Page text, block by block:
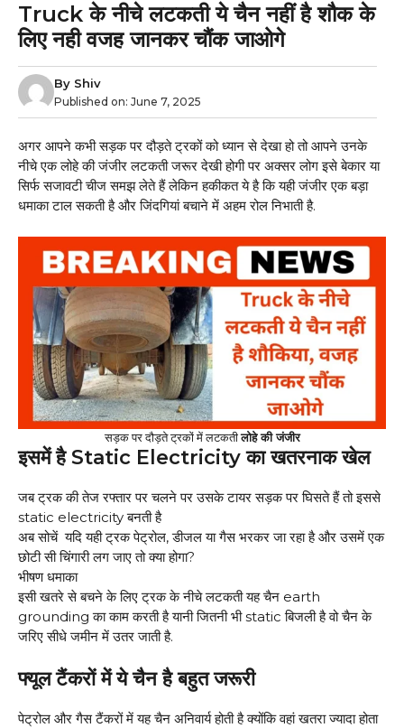
Truck के नीचे लटकती ये चैन नहीं है शौक के
लिए नही वजह जानकर चौंक जाओगे
By Shiv
Published on: June 7, 2025
अगर आपने कभी सड़क पर दौड़ते ट्रकों को ध्यान से देखा हो तो आपने उनके
नीचे एक लोहे की जंजीर लटकती जरूर देखी होगी पर अक्सर लोग इसे बेकार या
सिर्फ सजावटी चीज समझ लेते हैं लेकिन हकीकत ये है कि यही जंजीर एक बड़ा
धमाका टाल सकती है और जिंदगियां बचाने में अहम रोल निभाती है.
सड़क पर दौड़ते ट्रकों में लटकतीलोहे की जंजीर
इसमें है Static Electricity का खतरनाक खेल
जब ट्रक की तेज रफ्तार पर चलने पर उसके टायर सड़क पर घिसते हैं तो इससे
static electricity बनती है
अब सोचें यदि यही ट्रक पेट्रोल, डीजल या गैस भरकर जा रहा है और उसमें एक
छोटी सी चिंगारी लग जाए तो क्या होगा?
भीषण धमाका
इसी खतरे से बचने के लिए ट्रक के नीचे लटकती यह चैन earth
grounding का काम करती है यानी जितनी भी static बिजली है वो चैन के
जरिए सीधे जमीन में उतर जाती है.
फ्यूल टैंकरों में ये चैन है बहुत जरूरी
पेट्रोल और गैस टैंकरों में यह चैन अनिवार्य होती है क्योंकि वहां खतरा ज्यादा होता